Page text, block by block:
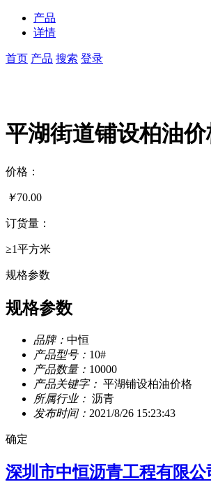
产品
详情
首页 产品 搜索 登录
平湖街道铺设柏油价
价格：
￥70.00
订货量：
≥1平方米
规格参数
规格参数
品牌： 中恒
产品型号： 10#
产品数量： 10000
产品关键字： 平湖铺设柏油价格
所属行业： 沥青
发布时间： 2021/8/26 15:23:43
确定
深圳市中恒沥青工程有限公